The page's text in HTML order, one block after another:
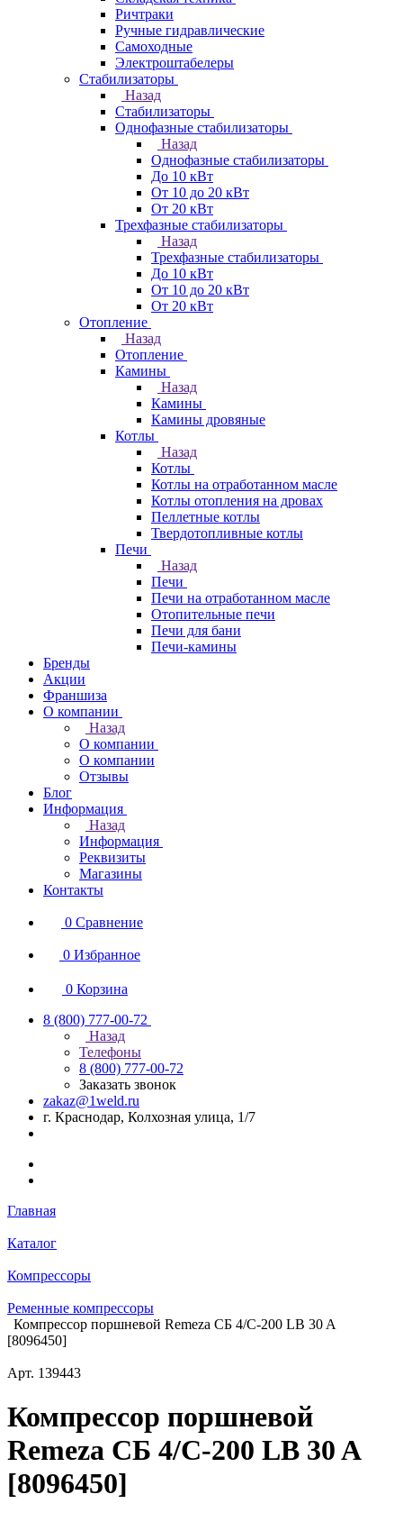
Ричтраки
Ручные гидравлические
Самоходные
Электроштабелеры
Стабилизаторы
Назад
Стабилизаторы
Однофазные стабилизаторы
Назад
Однофазные стабилизаторы
До 10 кВт
От 10 до 20 кВт
От 20 кВт
Трехфазные стабилизаторы
Назад
Трехфазные стабилизаторы
До 10 кВт
От 10 до 20 кВт
От 20 кВт
Отопление
Назад
Отопление
Камины
Назад
Камины
Камины дровяные
Котлы
Назад
Котлы
Котлы на отработанном масле
Котлы отопления на дровах
Пеллетные котлы
Твердотопливные котлы
Печи
Назад
Печи
Печи на отработанном масле
Отопительные печи
Печи для бани
Печи-камины
Бренды
Акции
Франшиза
О компании
Назад
О компании
О компании
Отзывы
Блог
Информация
Назад
Информация
Реквизиты
Магазины
Контакты
0 Сравнение
0 Избранное
0 Корзина
8 (800) 777-00-72
Назад
Телефоны
8 (800) 777-00-72
Заказать звонок
zakaz@1weld.ru
г. Краснодар, Колхозная улица, 1/7
Главная
Каталог
Компрессоры
Ременные компрессоры
Компрессор поршневой Remeza СБ 4/С-200 LB 30 A
[8096450]
Арт. 139443
Компрессор поршневой
Remeza СБ 4/С-200 LB 30 A
[8096450]